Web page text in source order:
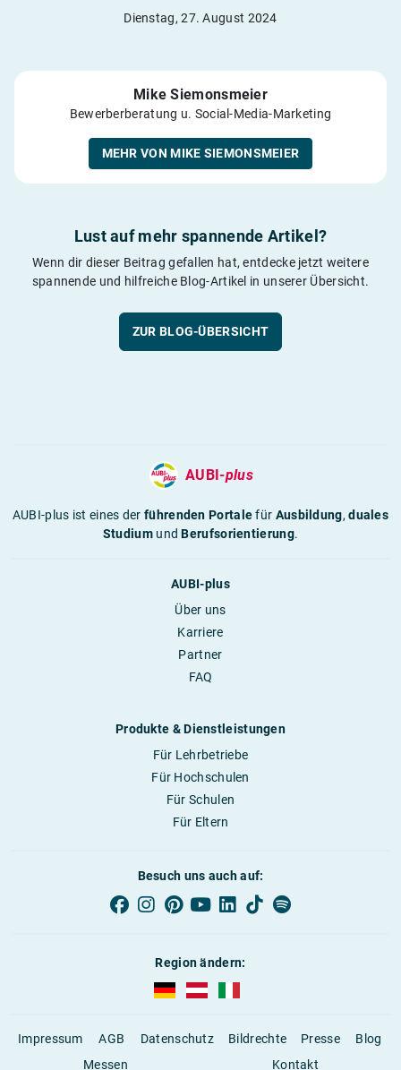
Dienstag, 27. August 2024
Mike Siemonsmeier
Bewerberberatung u. Social-Media-Marketing
MEHR VON MIKE SIEMONSMEIER
Lust auf mehr spannende Artikel?
Wenn dir dieser Beitrag gefallen hat, entdecke jetzt weitere
spannende und hilfreiche Blog-Artikel in unserer Übersicht.
ZUR BLOG-ÜBERSICHT
AUBI-plus
AUBI-plus ist eines derführenden Portalefür Ausbildung,duales
StudiumundBerufsorientierung.
AUBI-plus
Über uns
Karriere
Partner
FAQ
Produkte & Dienstleistungen
Für Lehrbetriebe
Für Hochschulen
Für Schulen
Für Eltern
Besuch uns auch auf:
Region ändern:
AUBI-plus Deutschland (deutsch)
AUBI-plus Österreich (deutsch)
Impressum AGB Datenschutz Bildrechte Presse
Blog
Messen
Kontakt